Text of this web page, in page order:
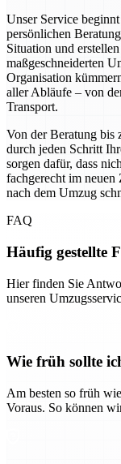
Unser Service
persönlichen
Situation und
maßgeschneiderten
Organisation
aller Abläufe – von
Transport.
Von der Beratung bis
durch jeden Schritt
sorgen dafür, dass
fachgerecht im neuen
nach dem Umzug
FAQ
Häufig gestellte
Hier finden Sie
unseren
Wie früh sollte
Am besten so früh
Voraus. So können